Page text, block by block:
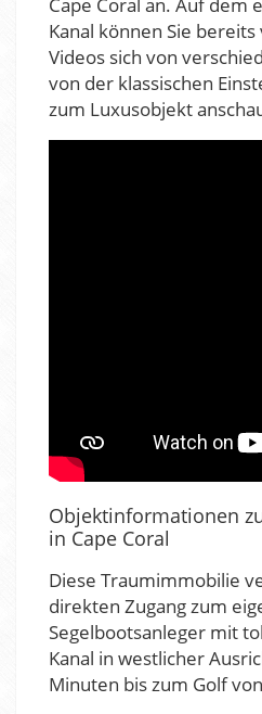
Kanal können Sie
Videos sich von
von der klassischen
zum Luxusobjekt
Objektinformationen
in Cape Coral
Diese Traumimmobilie
direkten Zugang zum
Segelbootsanleger mit
Kanal in westlicher
Minuten bis zum Golf